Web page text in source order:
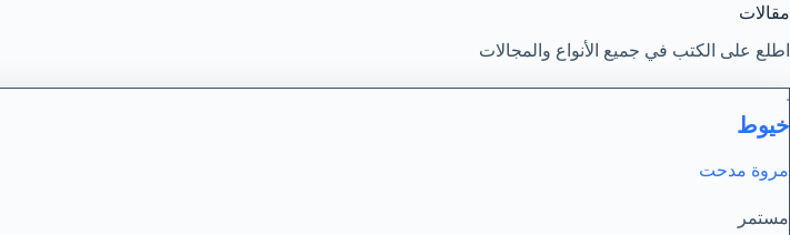
مقالات
اطلع على الكتب في جميع الأنواع والمجالات
خيوط
مروة مدحت
مستمر